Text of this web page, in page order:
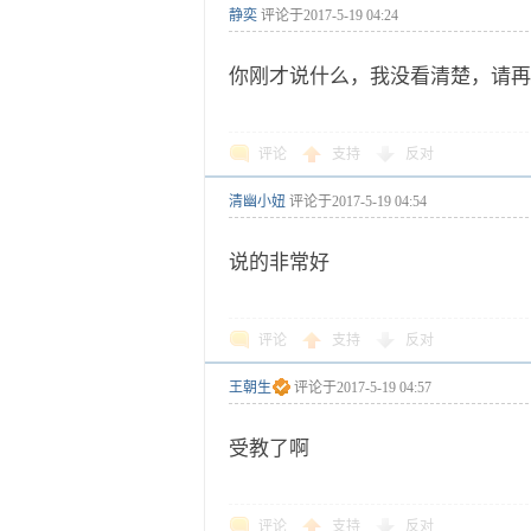
静奕 评论于2017-5-19 04:24
你刚才说什么，我没看清楚，请
评论 支持 反对
清幽小妞 评论于2017-5-19 04:54
说的非常好
评论 支持 反对
王朝生 评论于2017-5-19 04:57
受教了啊
评论 支持 反对